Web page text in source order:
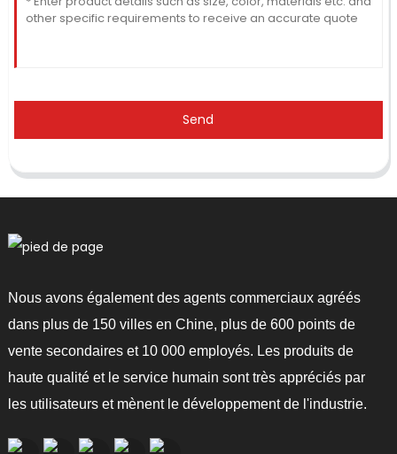
Send
Nous avons également des agents commerciaux agréés
dans plus de 150 villes en Chine, plus de 600 points de
vente secondaires et 10 000 employés. Les produits de
haute qualité et le service humain sont très appréciés par
les utilisateurs et mènent le développement de l'industrie.